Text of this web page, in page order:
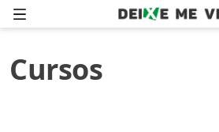
Menu
Cursos